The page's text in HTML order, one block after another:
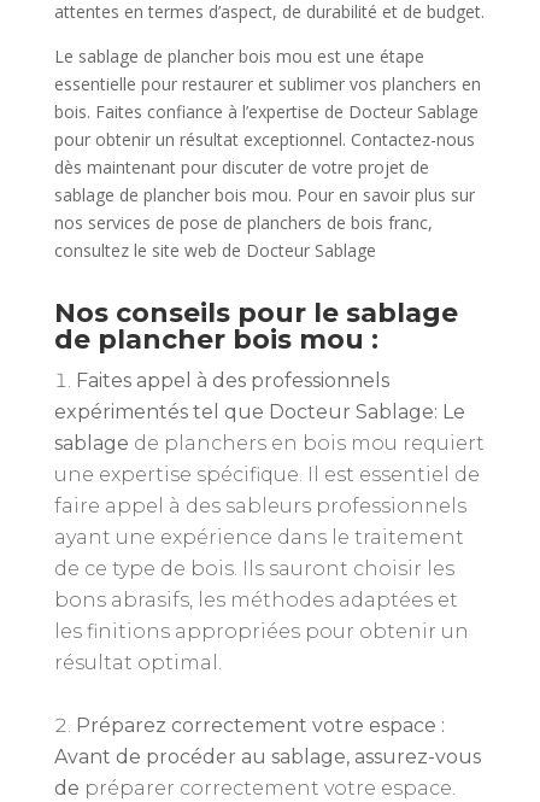
attentes en termes d’aspect, de durabilité et de budget.
Le sablage de plancher bois mou est une étape
essentielle pour restaurer et sublimer vos planchers en
bois. Faites confiance à l’expertise de Docteur Sablage
pour obtenir un résultat exceptionnel. Contactez-nous
dès maintenant pour discuter de votre projet de
sablage de plancher bois mou. Pour en savoir plus sur
nos services de pose de planchers de bois franc,
consultez le site web de Docteur Sablage
Nos conseils pour le sablage
de plancher bois mou :
Faites appel à des professionnels
expérimentés tel que Docteur Sablage: Le
sablage de planchers en bois mou requiert
une expertise spécifique. Il est essentiel de
faire appel à des sableurs professionnels
ayant une expérience dans le traitement
de ce type de bois. Ils sauront choisir les
bons abrasifs, les méthodes adaptées et
les finitions appropriées pour obtenir un
résultat optimal.
Préparez correctement votre espace :
Avant de procéder au sablage, assurez-vous
de préparer correctement votre espace.